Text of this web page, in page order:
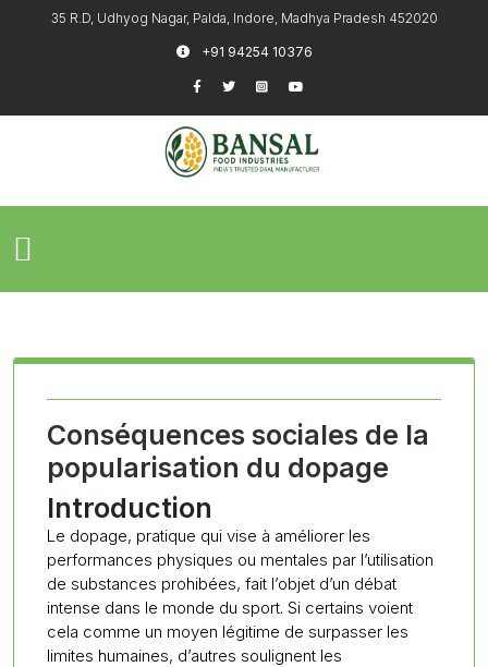
35 R.D, Udhyog Nagar, Palda, Indore, Madhya Pradesh 452020
+91 94254 10376
Conséquences sociales de la
popularisation du dopage
Introduction
Le dopage, pratique qui vise à améliorer les
performances physiques ou mentales par l’utilisation
de substances prohibées, fait l’objet d’un débat
intense dans le monde du sport. Si certains voient
cela comme un moyen légitime de surpasser les
limites humaines, d’autres soulignent les